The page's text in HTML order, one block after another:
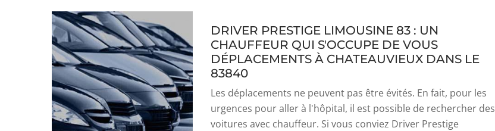
DRIVER PRESTIGE LIMOUSINE 83 : UN
CHAUFFEUR QUI S'OCCUPE DE VOUS
DÉPLACEMENTS À CHATEAUVIEUX DANS LE
83840
Les déplacements ne peuvent pas être évités. En fait, pour les
urgences pour aller à l'hôpital, il est possible de rechercher des
voitures avec chauffeur. Si vous conviez Driver Prestige